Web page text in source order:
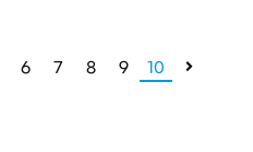
6 7 8 9 10